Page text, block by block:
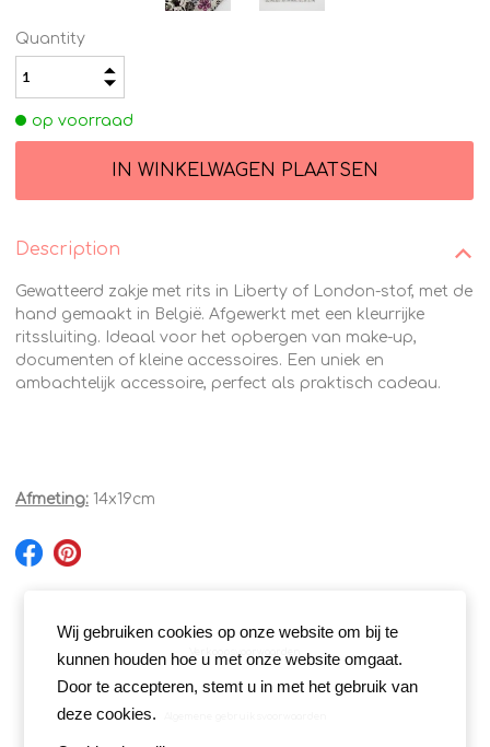
Quantity
op voorraad
Description
Gewatteerd zakje met rits in Liberty of London-stof, met de
hand gemaakt in België. Afgewerkt met een kleurrijke
ritssluiting. Ideaal voor het opbergen van make-up,
documenten of kleine accessoires. Een uniek en
ambachtelijk accessoire, perfect als praktisch cadeau.
Afmeting: 14x19cm
Verkoopsvoorwaarden
Wij gebruiken cookies op onze website om bij te
kunnen houden hoe u met onze website omgaat.
Door te accepteren, stemt u in met het gebruik van
deze cookies.